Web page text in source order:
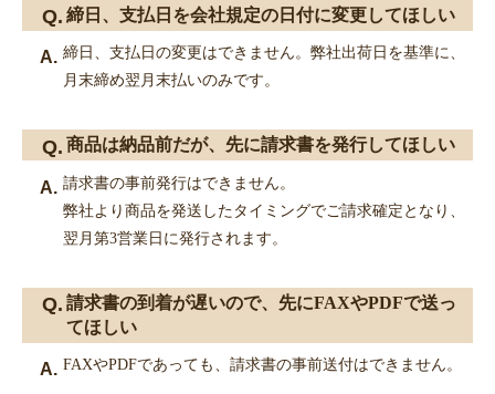
締日、支払日を会社規定の日付に変更してほしい
締日、支払日の変更はできません。弊社出荷日を基準に、
月末締め翌月末払いのみです。
商品は納品前だが、先に請求書を発行してほしい
請求書の事前発行はできません。
弊社より商品を発送したタイミングでご請求確定となり、
翌月第3営業日に発行されます。
請求書の到着が遅いので、先にFAXやPDFで送っ
てほしい
FAXやPDFであっても、請求書の事前送付はできません。